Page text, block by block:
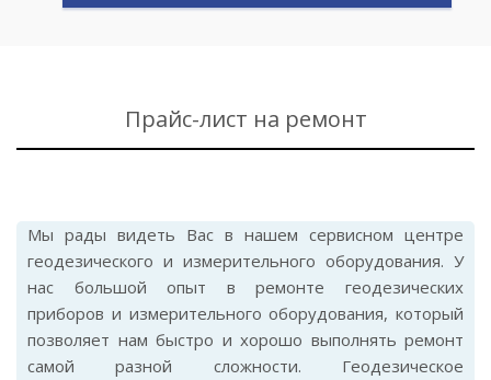
Прайс-лист на ремонт
Мы рады видеть Вас в нашем сервисном центре
геодезического и измерительного оборудования. У
нас большой опыт в ремонте геодезических
приборов и измерительного оборудования, который
позволяет нам быстро и хорошо выполнять ремонт
самой разной сложности. Геодезическое